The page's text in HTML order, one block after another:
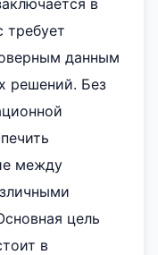
в
требует
данным
решений. Без
между
цель
в